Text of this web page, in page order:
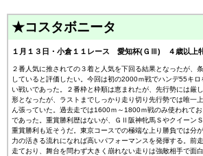
★コスタボニータ
１月１３日・小倉１１レース 愛知杯(ＧⅢ) ４歳以上
２番人気に推されての３着と人気を下回る結果となったが、
していると評価したい。今回は初の2000ｍ戦でハンデ55キ
い戦いであった。２番枠と枠順は恵まれたが、先行勢には厳
形となったが、ラストまでしっかり走り切り先行勢では唯一
ん張っていた。過去走では1600ｍ～1800ｍ戦のみ使われて
であった。重賞勝利歴はないが、ＧⅡ阪神牝馬Ｓやクイーン
重賞勝利も近そうだ。東京コースでの極端な上り勝負では分
力の活きる流れになれば高いパフォーマンスを発揮する。前
走ており、舞台を問わず大きく崩れない走りは強敵相手で面